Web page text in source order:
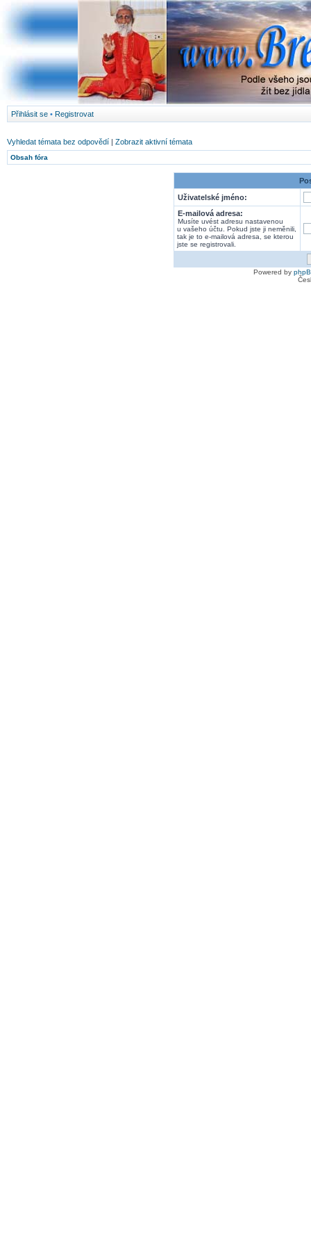
Přihlásit se • Registrovat
Vyhledat témata bez odpovědí | Zobrazit aktivní témata
Obsah fóra
Uživatelské jméno:
E-mailová adresa:
Musíte uvést adresu nastavenou
u vašeho účtu. Pokud jste ji neměnili,
tak je to e-mailová adresa, se kterou
jste se registrovali.
Powered by